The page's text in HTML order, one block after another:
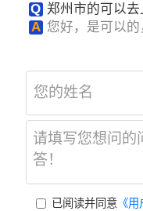
Q 郑州市的可以去
A 您好，是可以
已阅读并同意 《